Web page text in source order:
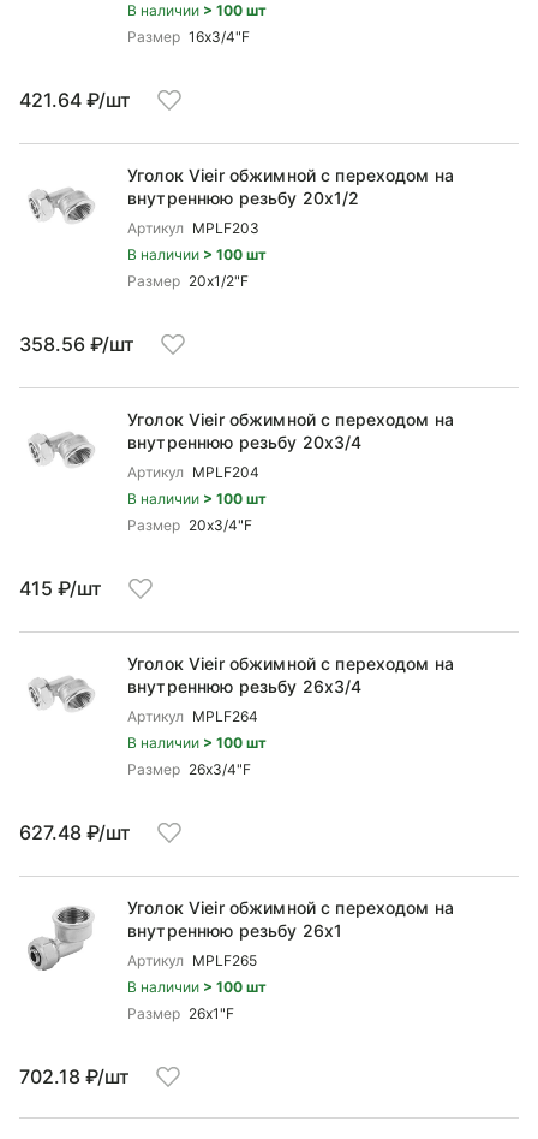
В наличии > 100 шт
Размер 16x3/4"F
421.64 ₽/шт
Уголок Vieir обжимной c переходом на
внутреннюю резьбу 20x1/2
Артикул MPLF203
В наличии > 100 шт
Размер 20x1/2"F
358.56 ₽/шт
Уголок Vieir обжимной c переходом на
внутреннюю резьбу 20x3/4
Артикул MPLF204
В наличии > 100 шт
Размер 20x3/4"F
415 ₽/шт
Уголок Vieir обжимной c переходом на
внутреннюю резьбу 26x3/4
Артикул MPLF264
В наличии > 100 шт
Размер 26x3/4"F
627.48 ₽/шт
Уголок Vieir обжимной c переходом на
внутреннюю резьбу 26x1
Артикул MPLF265
В наличии > 100 шт
Размер 26x1"F
702.18 ₽/шт